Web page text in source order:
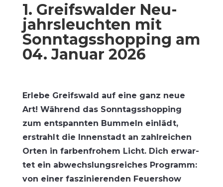
1. Greifs­wal­der Neu­
jahrs­leuch­ten mit
Sonn­tags­shop­ping am
04. Janu­ar 2026
Erle­be Greifs­wald auf eine ganz neue
Art! Wäh­rend das Sonn­tags­shop­ping
zum ent­spann­ten Bum­meln ein­lädt,
erstrahlt die Innen­stadt an zahl­rei­chen
Orten in far­ben­fro­hem Licht. Dich erwar­
tet ein abwechs­lungs­rei­ches Pro­gramm:
von einer fas­zi­nie­ren­den Feu­er­show